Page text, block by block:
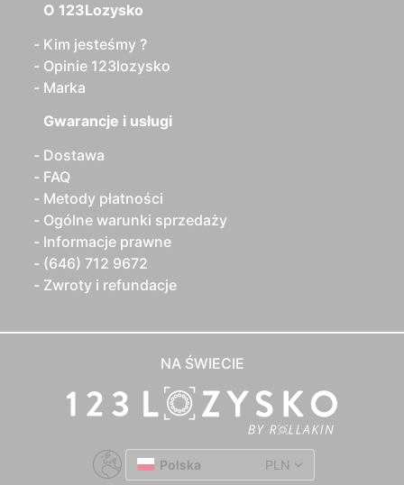
O 123Lozysko
Kim jesteśmy ?
Opinie 123lozysko
Marka
Gwarancje i usługi
Dostawa
FAQ
Metody płatności
Ogólne warunki sprzedaży
Informacje prawne
(646) 712 9672
Zwroty i refundacje
NA ŚWIECIE
Polska PLN